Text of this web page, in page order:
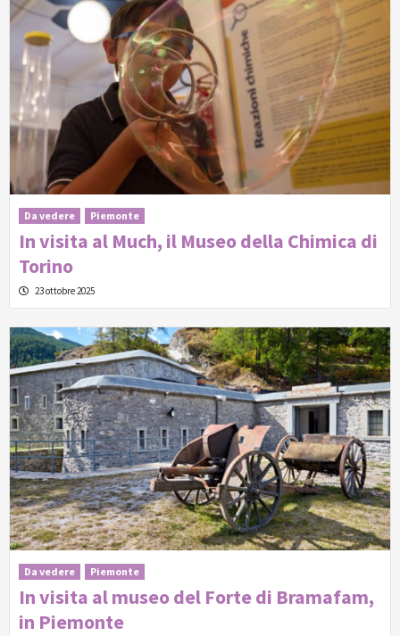
Da vedere Piemonte
In visita al Much, il Museo della Chimica di
Torino
23 ottobre 2025
Da vedere Piemonte
In visita al museo del Forte di Bramafam,
in Piemonte